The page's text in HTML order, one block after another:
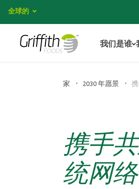
全球的
我们是谁
家 2030 年愿景
携手
统网络